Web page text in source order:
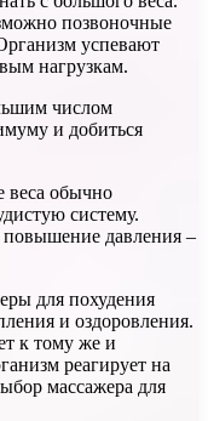
позвоночные
успевают
нагрузкам.
числом
и добиться
веса обычно
систему.
повышение давления –
для похудения
и оздоровления.
к тому же и
реагирует на
массажера для